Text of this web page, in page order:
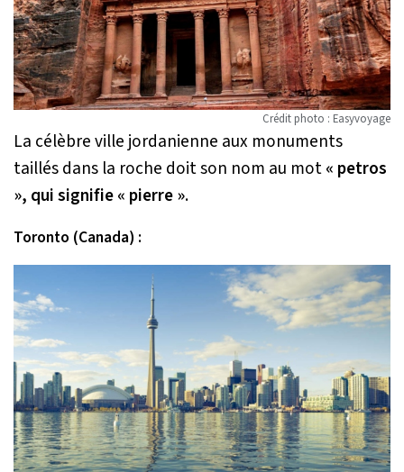
Crédit photo : Easyvoyage
La célèbre ville jordanienne aux monuments
taillés dans la roche doit son nom au mot« petros
», qui signifie « pierre ».
Toronto (Canada) :